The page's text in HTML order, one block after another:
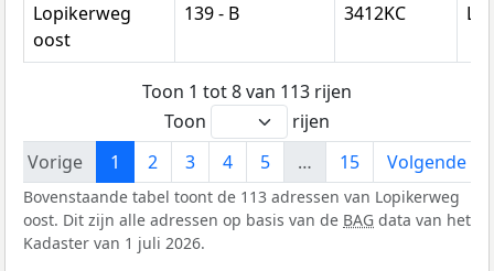
Lopikerweg
oost
139 - B 3412KC
Toon 1 tot 8 van 113 rijen
Toon
rijen
Vorige
1 2 3 4 5 … 15 Volgende
Bovenstaande tabel toont de 113 adressen van Lopikerweg
oost. Dit zijn alle adressen op basis van de BAG data van het
Kadaster van 1 juli 2026.